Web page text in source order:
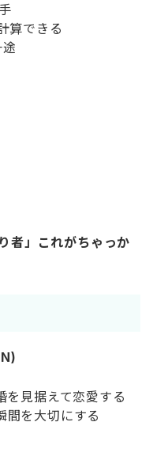
算できる
者」これがちゃっか
を見据えて恋愛する
間を大切にする